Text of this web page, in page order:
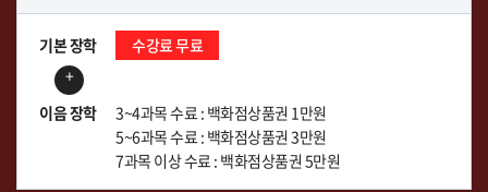
기본 장학
수강료 무료
+
이음 장학
3~4과목 수료 : 백화점상품권 1만원
5~6과목 수료 : 백화점상품권 3만원
7과목 이상 수료 : 백화점상품권 5만원